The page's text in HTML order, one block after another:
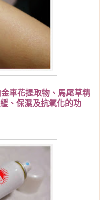
車花提取物、馬尾草精
、保濕及抗氧化的功